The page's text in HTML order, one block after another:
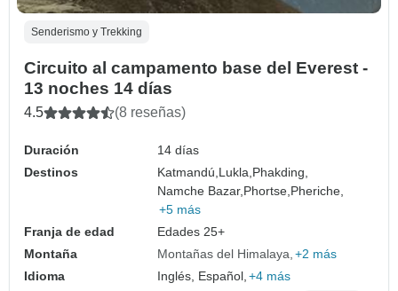
Senderismo y Trekking
Circuito al campamento base del Everest -
13 noches 14 días
4.5 (8 reseñas)
Duración
14 días
Destinos
Katmandú, Lukla, Phakding,
Namche Bazar, Phortse, Pheriche,
+5 más
Franja de edad
Edades 25+
Montaña
Montañas del Himalaya +2 más
Idioma
Inglés, Español, +4 más